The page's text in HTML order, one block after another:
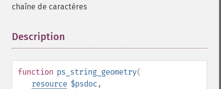
chaîne de caractères
Description
function ps_string_geometry(
resource $psdoc ,